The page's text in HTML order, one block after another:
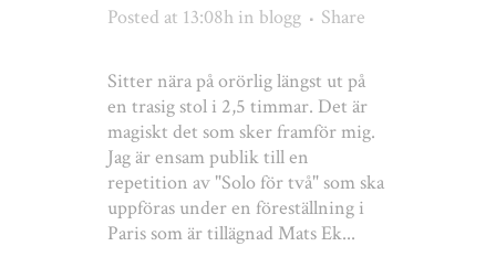
Posted at 13:08h in blogg Share
Sitter nära på orörlig längst ut på
en trasig stol i 2,5 timmar. Det är
magiskt det som sker framför mig.
Jag är ensam publik till en
repetition av "Solo för två" som ska
uppföras under en föreställning i
Paris som är tillägnad Mats Ek...